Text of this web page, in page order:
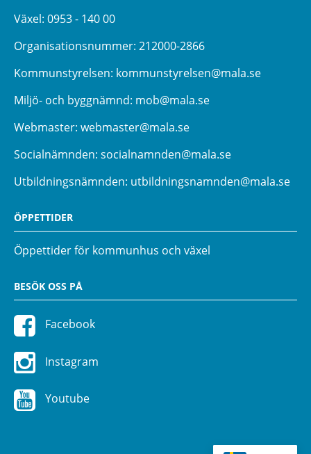
Växel: 0953 - 140 00
Organisationsnummer: 212000-2866
Kommunstyrelsen: kommunstyrelsen@mala.se
Miljö- och byggnämnd: mob@mala.se
Webmaster: webmaster@mala.se
Socialnämnden: socialnamnden@mala.se
Utbildningsnämnden: utbildningsnamnden@mala.se
ÖPPETTIDER
Öppettider för kommunhus och växel
BESÖK OSS PÅ
Facebook
Instagram
Youtube